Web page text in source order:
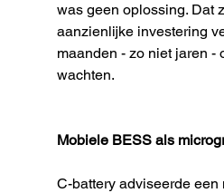
was geen oplossing. Dat
aanzienlijke investering
maanden - zo niet jaren -
wachten.
Mobiele BESS als
C-battery adviseerde een